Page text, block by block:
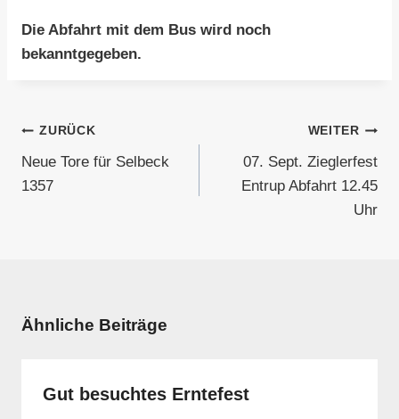
Die Abfahrt mit dem Bus wird noch
bekanntgegeben.
Beitragsnavigation
ZURÜCK
Neue Tore für Selbeck
1357
WEITER
07. Sept. Zieglerfest
Entrup Abfahrt 12.45
Uhr
Ähnliche Beiträge
Gut besuchtes Erntefest